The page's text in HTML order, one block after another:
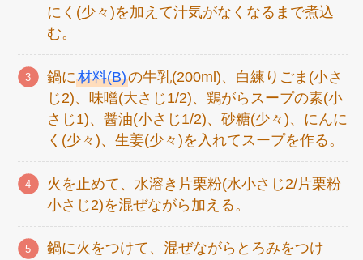
にく(少々)を加えて汁気がなくなるまで煮込
む。
鍋に材料(B)の牛乳(200ml)、白練りごま(小さ
じ2)、味噌(大さじ1/2)、鶏がらスープの素(小
さじ1)、醤油(小さじ1/2)、砂糖(少々)、にんに
く(少々)、生姜(少々)を入れてスープを作る。
火を止めて、水溶き片栗粉(水小さじ2/片栗粉
小さじ2)を混ぜながら加える。
鍋に火をつけて、混ぜながらとろみをつけ